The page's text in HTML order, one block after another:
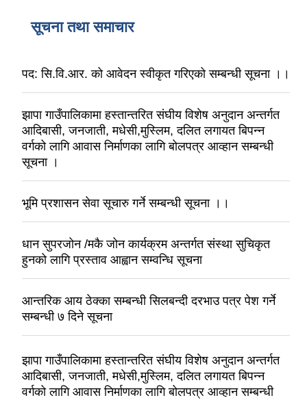
सूचना तथा समाचार
पद: सि.वि.आर. को आवेदन स्वीकृत गरिएको सम्बन्धी सूचना ।।
झापा गाउँपालिकामा हस्तान्तरित संघीय विशेष अनुदान अन्तर्गत
आदिबासी, जनजाती, मधेसी,मुस्लिम, दलित लगायत बिपन्न
वर्गको लागि आवास निर्माणका लागि बोलपत्र आव्हान सम्बन्धी
सूचना ।
भूमि प्रशासन सेवा सूचारु गर्ने सम्बन्धी सूचना ।।
धान सुपरजोन /मकै जोन कार्यक्रम अन्तर्गत संस्था सुचिकृत
हुनको लागि प्रस्ताव आह्वान सम्वन्धि सूचना
आन्तरिक आय ठेक्का सम्बन्धी सिलबन्दी दरभाउ पत्र पेश गर्ने
सम्बन्धी ७ दिने सूचना
झापा गाउँपालिकामा हस्तान्तरित संघीय विशेष अनुदान अन्तर्गत
आदिबासी, जनजाती, मधेसी,मुस्लिम, दलित लगायत बिपन्न
वर्गको लागि आवास निर्माणका लागि बोलपत्र आव्हान सम्बन्धी